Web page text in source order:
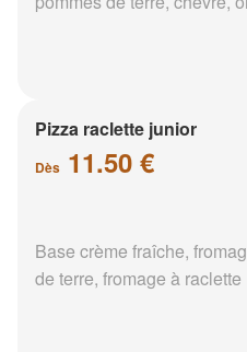
Pizza raclette junior
Dès 11.50 €
Base crème fraîche,
de terre, fromage à raclette